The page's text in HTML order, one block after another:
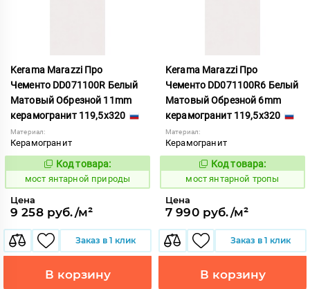
Kerama Marazzi Про
Чементо DD071100R Белый
Матовый Обрезной 11mm
керамогранит 119,5x320
Материал:
Керамогранит
1031100
Код товара:
мост янтарной природы
Цена
9 258 руб./м²
Заказ в 1 клик
В корзину
Kerama Marazzi Про
Чементо DD071100R6 Белый
Матовый Обрезной 6mm
керамогранит 119,5x320
Материал:
Керамогранит
1031108
Код товара:
мост янтарной тропы
Цена
7 990 руб./м²
Заказ в 1 клик
В корзину